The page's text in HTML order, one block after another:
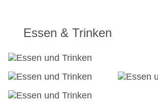
Leihmöglichkeiten nutzen. Kostenfrei
die Tageszeitung zur Verfügung. Zur
bei Geschäftstätigkeiten ist ein
24h Rezeption
Check-in von: 15:00:00
Essen & Trinken